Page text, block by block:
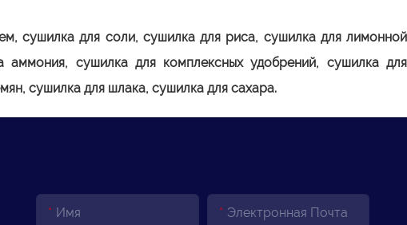
сушилка для соли, сушилка для риса, сушилка для лимонной
сушилка для комплексных удобрений, сушилка для
сушилка для шлака, сушилка для сахара.
Имя Электронная Почта